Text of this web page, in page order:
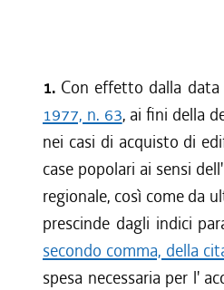
1. Con effetto dalla
1977, n. 63, ai fini della
nei casi di acquisto di
case popolari ai sensi
regionale, così come da
prescinde dagli indici
secondo comma, della
spesa necessaria per l'